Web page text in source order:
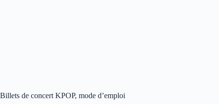
Billets de concert KPOP, mode d’emploi